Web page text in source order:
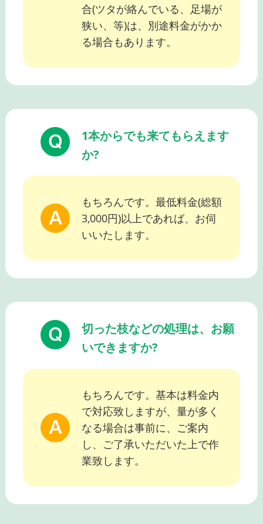
合(ツタが絡んでいる、足場が
狭い、等)は、別途料金がかか
る場合もあります。
1本からでも来てもらえます
か?
もちろんです。最低料金(総額
3,000円)以上であれば、お伺
いいたします。
切った枝などの処理は、お願
いできますか?
もちろんです。基本は料金内
で対応致しますが、量が多く
なる場合は事前に、ご案内
し、ご了承いただいた上で作
業致します。